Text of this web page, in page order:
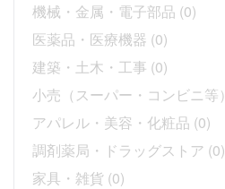
機械・金属・電子部品 (0)
医薬品・医療機器 (0)
建築・土木・工事 (0)
小売（スーパー・コンビニ等）
アパレル・美容・化粧品 (0)
調剤薬局・ドラッグストア (0)
家具・雑貨 (0)